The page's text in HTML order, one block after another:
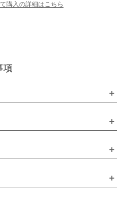
購入の詳細はこちら
項